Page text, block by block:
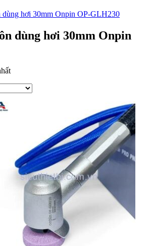
dùng hơi 30mm Onpin OP-GLH230
dùng hơi 30mm Onpin